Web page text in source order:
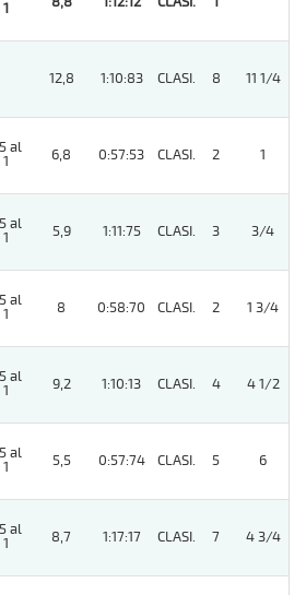
1
12,8 1:10:83 CLASI. 8 11 1/4
al
1
6,8 0:57:53 CLASI. 2 1
al
1
5,9 1:11:75 CLASI. 3 3/4
al
1
8 0:58:70 CLASI. 2 1 3/4
al
1
9,2 1:10:13 CLASI. 4 4 1/2
al
1
5,5 0:57:74 CLASI. 5 6
al
1
8,7 1:17:17 CLASI. 7 4 3/4